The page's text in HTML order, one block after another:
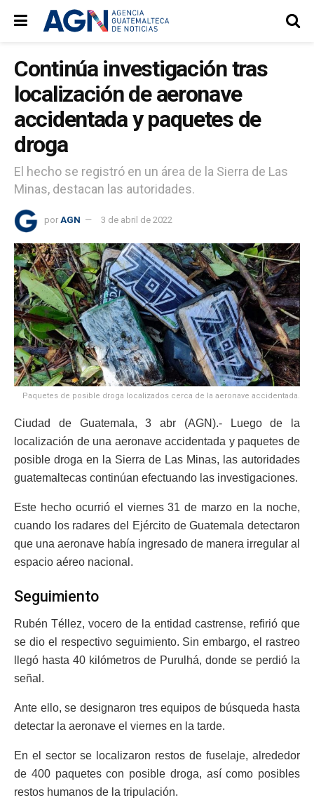
Continúa investigación tras
localización de aeronave
accidentada y paquetes de
droga
El hecho se registró en un área de la Sierra de Las
Minas, destacan las autoridades.
por AGN 3 de abril de 2022
Paquetes de posible droga localizados cerca de la aeronave accidentada.
Ciudad de Guatemala, 3 abr (AGN).- Luego de la
localización de una aeronave accidentada y paquetes de
posible droga en la Sierra de Las Minas, las autoridades
guatemaltecas continúan efectuando las investigaciones.
Este hecho ocurrió el viernes 31 de marzo en la noche,
cuando los radares del Ejército de Guatemala detectaron
que una aeronave había ingresado de manera irregular al
espacio aéreo nacional.
Seguimiento
Rubén Téllez, vocero de la entidad castrense, refirió que
se dio el respectivo seguimiento. Sin embargo, el rastreo
llegó hasta 40 kilómetros de Purulhá, donde se perdió la
señal.
Ante ello, se designaron tres equipos de búsqueda hasta
detectar la aeronave el viernes en la tarde.
En el sector se localizaron restos de fuselaje, alrededor
de 400 paquetes con posible droga, así como posibles
restos humanos de la tripulación.